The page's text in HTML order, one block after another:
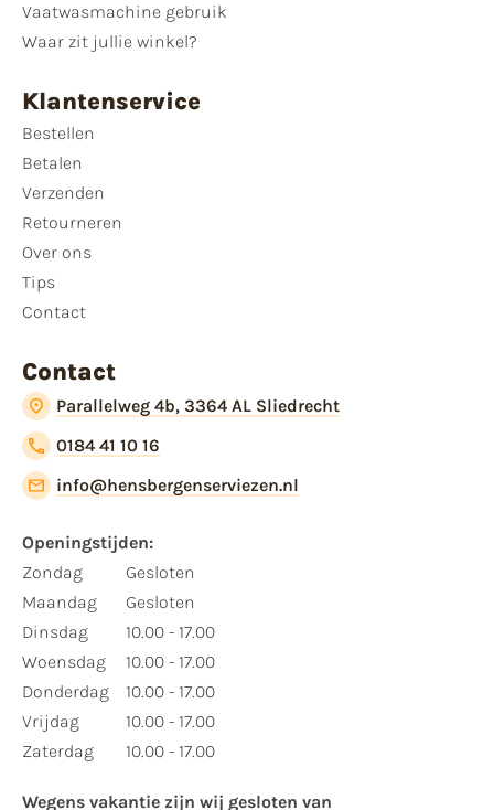
Vaatwasmachine gebruik
Waar zit jullie winkel?
Klantenservice
Bestellen
Betalen
Verzenden
Retourneren
Over ons
Tips
Contact
Contact
Parallelweg 4b, 3364 AL Sliedrecht
0184 41 10 16
info@hensbergenserviezen.nl
Openingstijden:​
​Zondag
Maandag
Dinsdag
Woensdag
Donderdag
Vrijdag
Zaterdag
Gesloten
Gesloten
10.00 - 17.00
10.00 - 17.00
10.00 - 17.00
10.00 - 17.00
10.00 - 17.00
Wegens vakantie zijn wij gesloten van ​